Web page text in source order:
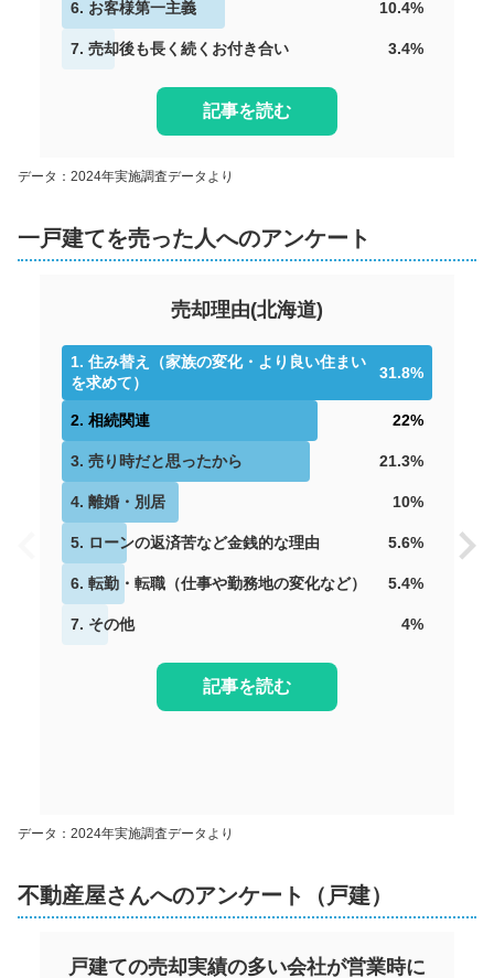
6. お客様第一主義 10.4%
7. 売却後も長く続くお付き合い 3.4%
記事を読む
データ：2024年実施調査データより
一戸建てを売った人へのアンケート
売却理由(北海道)
1. 住み替え（家族の変化・より良い住まい
を求めて）
31.8%
2. 相続関連 22%
3. 売り時だと思ったから 21.3%
4. 離婚・別居 10%
5. ローンの返済苦など金銭的な理由 5.6%
6. 転勤・転職（仕事や勤務地の変化など） 5.4%
7. その他 4%
記事を読む
データ：2024年実施調査データより
不動産屋さんへのアンケート（戸建）
戸建ての売却実績の多い会社が営業時に